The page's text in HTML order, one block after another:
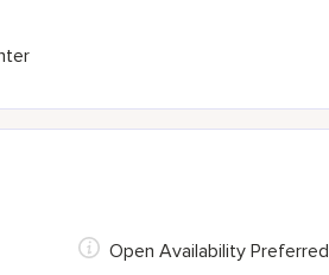
Open Availability Preferred